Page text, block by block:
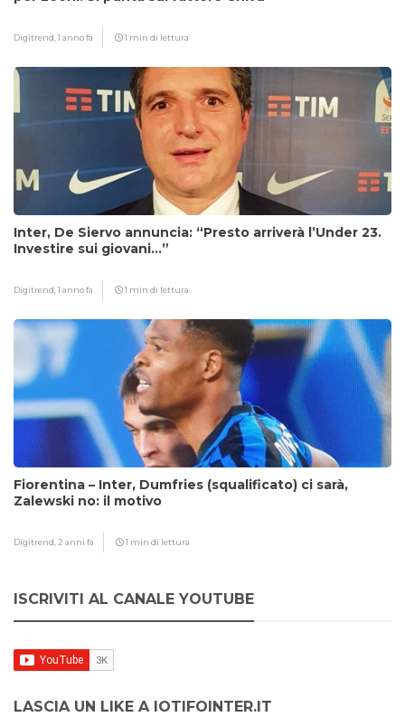
Digitrend,1 anno fa 1 min di lettura
Inter, De Siervo annuncia: “Presto arriverà l’Under 23.
Investire sui giovani…”
Digitrend,1 anno fa 1 min di lettura
Fiorentina – Inter, Dumfries (squalificato) ci sarà,
Zalewski no: il motivo
Digitrend, 2 anni fa 1 min di lettura
ISCRIVITI AL CANALE YOUTUBE
LASCIA UN LIKE A IOTIFOINTER.IT